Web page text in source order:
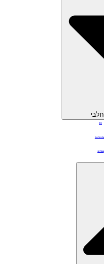
פס
ויטרינה
עוגות גן